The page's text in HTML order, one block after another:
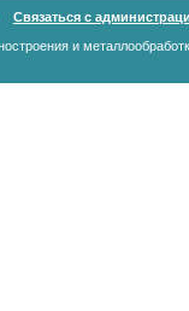
Связаться с
и